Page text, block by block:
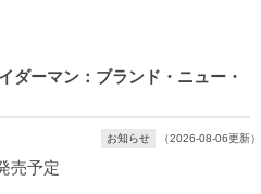
ダーマン：ブランド・ニュー・
お知らせ （2026-08-06更新）
売予定